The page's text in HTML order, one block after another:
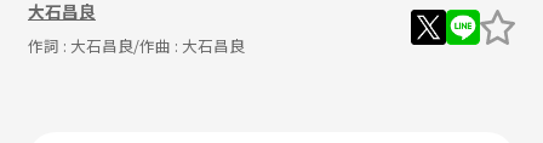
大石昌良
作詞 : 大石昌良/作曲 : 大石昌良